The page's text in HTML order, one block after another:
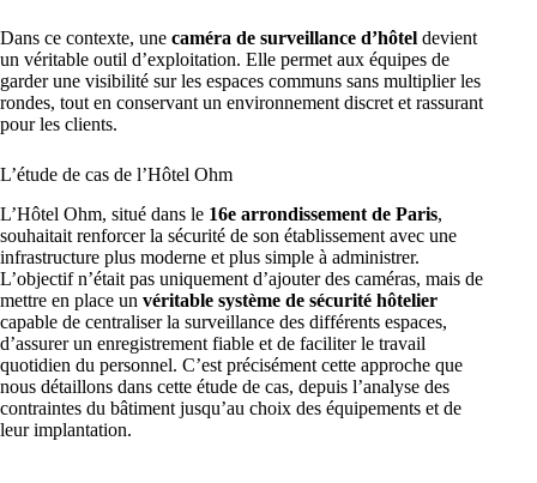
Dans ce contexte, une caméra de surveillance d’hôtel devient
un véritable outil d’exploitation. Elle permet aux équipes de
garder une visibilité sur les espaces communs sans multiplier les
rondes, tout en conservant un environnement discret et rassurant
pour les clients.
L’étude de cas de l’Hôtel Ohm
L’Hôtel Ohm, situé dans le 16e arrondissement de Paris,
souhaitait renforcer la sécurité de son établissement avec une
infrastructure plus moderne et plus simple à administrer.
L’objectif n’était pas uniquement d’ajouter des caméras, mais de
mettre en place un véritable système de sécurité hôtelier
capable de centraliser la surveillance des différents espaces,
d’assurer un enregistrement fiable et de faciliter le travail
quotidien du personnel. C’est précisément cette approche que
nous détaillons dans cette étude de cas, depuis l’analyse des
contraintes du bâtiment jusqu’au choix des équipements et de
leur implantation.